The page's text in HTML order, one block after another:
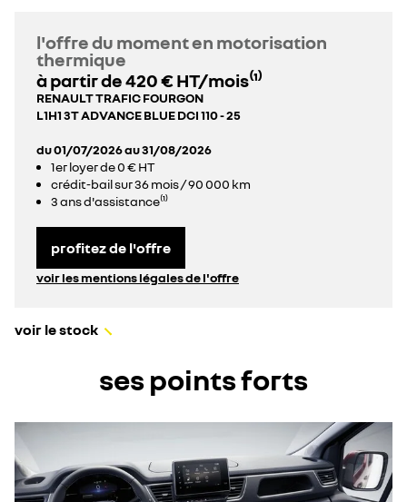
l'offre du moment en motorisation
thermique
à partir de 420 € HT/mois⁽¹⁾
RENAULT TRAFIC FOURGON
L1H1 3T ADVANCE BLUE DCI 110 - 25
du 01/07/2026 au 31/08/2026
1er loyer de 0 € HT
crédit-bail sur 36 mois / 90 000 km
3 ans d'assistance⁽¹⁾
profitez de l'offre
voir les mentions légales de l'offre
voir le stock
ses points forts